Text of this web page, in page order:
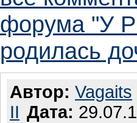
форума "У
родилась
Автор: Vagaits
II Дата: